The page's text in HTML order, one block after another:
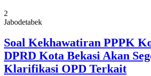
2
Jabodetabek
Soal Kekhawatiran PPPK
DPRD Kota Bekasi Akan
Klarifikasi OPD Terkait